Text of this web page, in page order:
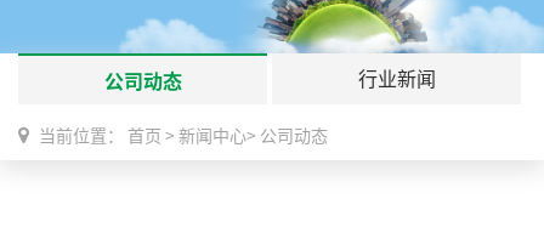
公司动态 行业新闻
当前位置： 首页 > 新闻中心> 公司动态